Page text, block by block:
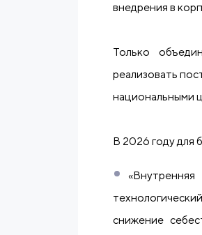
внедрения в
Только
реализовать
национальными
В 2026 году для
снижение